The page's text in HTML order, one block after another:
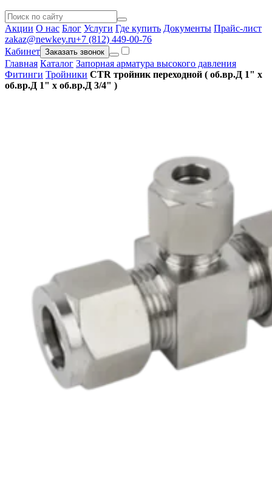
Акции О нас Блог Услуги Где купить Документы Прайс-лист
zakaz@newkey.ru+7 (812) 449-00-76
Кабинет Заказать звонок
Главная Каталог Запорная арматура высокого давления
Фитинги Тройники CTR тройник переходной ( об.вр.Д 1" x
об.вр.Д 1" x об.вр.Д 3/4" )